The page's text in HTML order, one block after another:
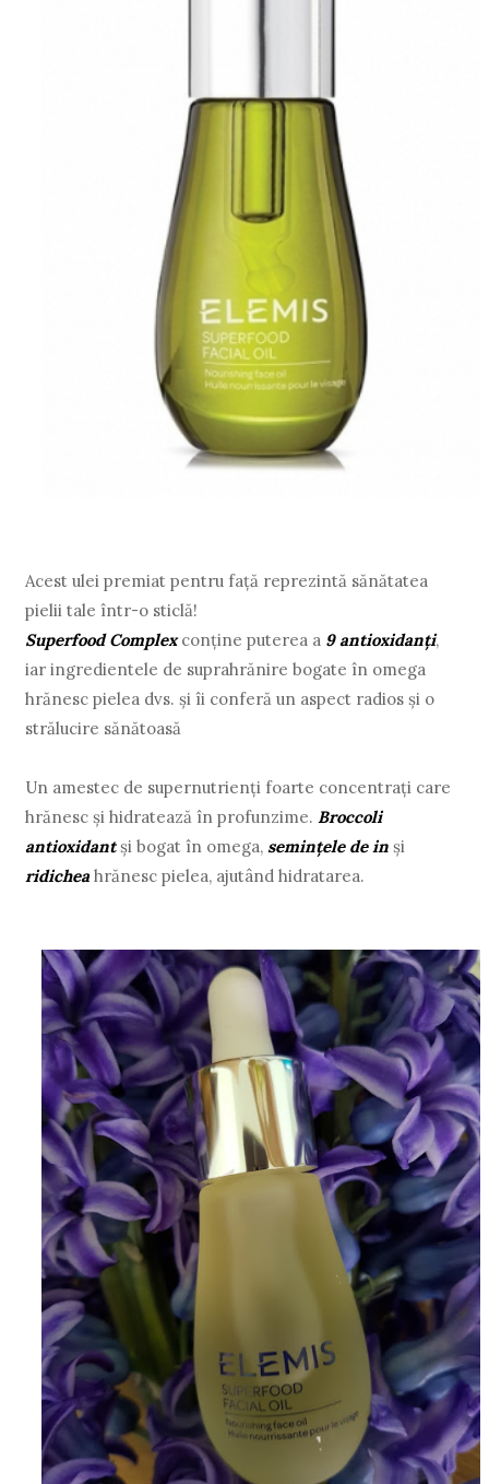
Acest ulei premiat pentru față reprezintă sănătatea
pielii tale într-o sticlă!
Superfood Complexconține puterea a 9 antioxidanți,
iar ingredientele de suprahrănire bogate în omega
hrănesc pielea dvs. și îi conferă un aspect radios și o
strălucire sănătoasă
Un amestec de supernutrienți foarte concentrați care
hrănesc și hidratează în profunzime.Broccoli
antioxidantși bogat în omega,semințele de in și
ridichea hrănesc pielea, ajutând hidratarea.